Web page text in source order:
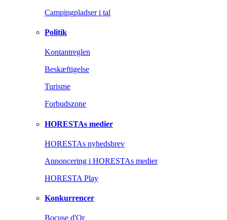
Campingpladser i tal
Politik
Kontantreglen
Beskæftigelse
Turisme
Forbudszone
HORESTAs medier
HORESTAs nyhedsbrev
Annoncering i HORESTAs medier
HORESTA Play
Konkurrencer
Bocuse d'Or